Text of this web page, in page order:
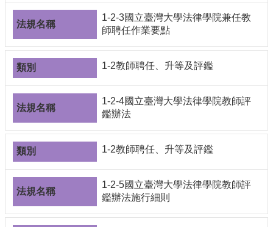
1-2-3國立臺灣大學法律學院兼任教
師聘任作業要點
1-2教師聘任、升等及評鑑
1-2-4國立臺灣大學法律學院教師評
鑑辦法
1-2教師聘任、升等及評鑑
1-2-5國立臺灣大學法律學院教師評
鑑辦法施行細則